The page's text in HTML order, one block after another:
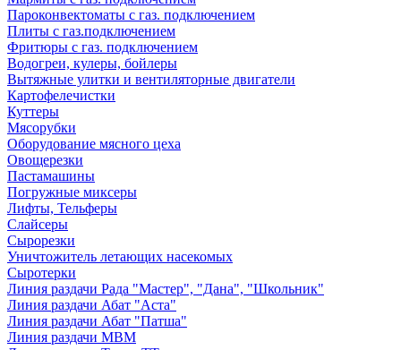
Пароконвектоматы с газ. подключением
Плиты с газ.подключением
Фритюры с газ. подключением
Водогреи, кулеры, бойлеры
Вытяжные улитки и вентиляторные двигатели
Картофелечистки
Куттеры
Мясорубки
Оборудование мясного цеха
Овощерезки
Пастамашины
Погружные миксеры
Лифты, Тельферы
Слайсеры
Сырорезки
Уничтожитель летающих насекомых
Сыротерки
Линия раздачи Рада "Мастер", "Дана", "Школьник"
Линия раздачи Абат "Аста"
Линия раздачи Абат "Патша"
Линия раздачи МВМ